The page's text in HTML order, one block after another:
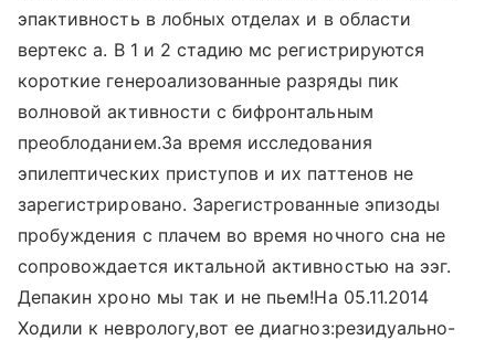
эпактивность в лобных отделах и в области
вертекс а. В 1 и 2 стадию мс регистрируются
короткие генероализованные разряды пик
волновой активности с бифронтальным
преоблоданием.За время исследования
эпилептических приступов и их паттенов не
зарегистрировано. Зарегистрованные эпизоды
пробуждения с плачем во время ночного сна не
сопровождается иктальной активностью на ээг.
Депакин хроно мы так и не пьем!На 05.11.2014
Ходили к неврологу,вот ее диагноз:резидуально-